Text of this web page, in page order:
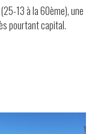
13 à la 60ème), une
pourtant capital.